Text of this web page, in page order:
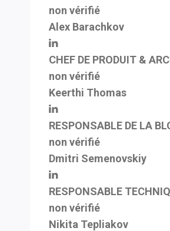
non vérifié
Alex Barachkov
CHEF DE PRODUIT &
non vérifié
Keerthi Thomas
RESPONSABLE DE LA
non vérifié
Dmitri Semenovskiy
RESPONSABLE
non vérifié
Nikita Tepliakov